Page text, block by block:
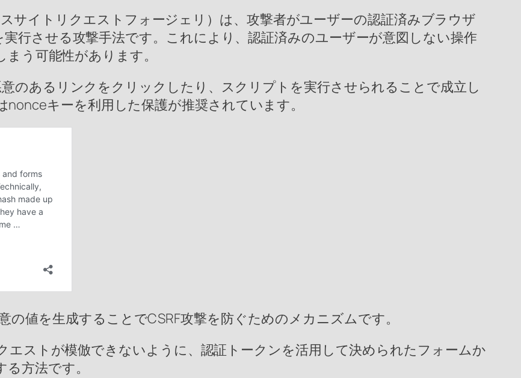
サイトリクエストフォージェリ）は、攻撃者がユーザーの認証済みブラウザ
行させる攻撃手法です。これにより、認証済みのユーザーが意図しない操作
まう可能性があります。
のあるリンクをクリックしたり、スクリプトを実行させられることで成立し
キーを利用した保護が推奨されています。
値を生成することでCSRF攻撃を防ぐためのメカニズムです。
エストが模倣できないように、認証トークンを活用して決められたフォームか
方法です。